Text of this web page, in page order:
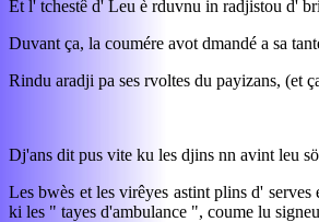
Et l' tchestê d' Leu è rduvnu in radjistou d'
Duvant ça, la coumére avot dmandé a sa
Rindu aradji pa ses rvoltes du payizans, (et
Dj'ans dit pus vite ku les djins nn avint leu
Les bwès et les virêyes astint plins d'
ki les " tayes d'ambulance ", coume lu